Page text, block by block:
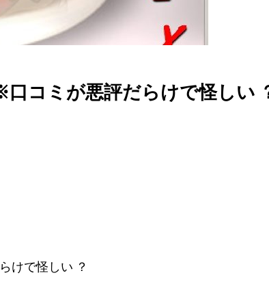
コミが悪評だらけで怪しい
けで怪しい ？